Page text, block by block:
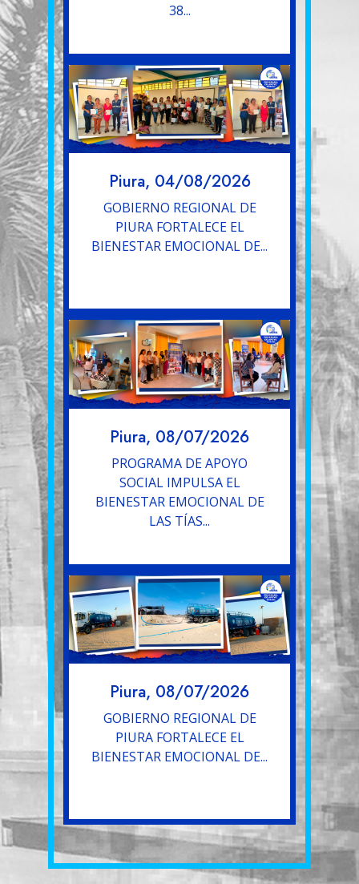
38...
Piura, 04/08/2026
GOBIERNO REGIONAL DE
PIURA FORTALECE EL
BIENESTAR EMOCIONAL DE...
Piura, 08/07/2026
PROGRAMA DE APOYO
SOCIAL IMPULSA EL
BIENESTAR EMOCIONAL DE
LAS TÍAS...
Piura, 08/07/2026
GOBIERNO REGIONAL DE
PIURA FORTALECE EL
BIENESTAR EMOCIONAL DE...